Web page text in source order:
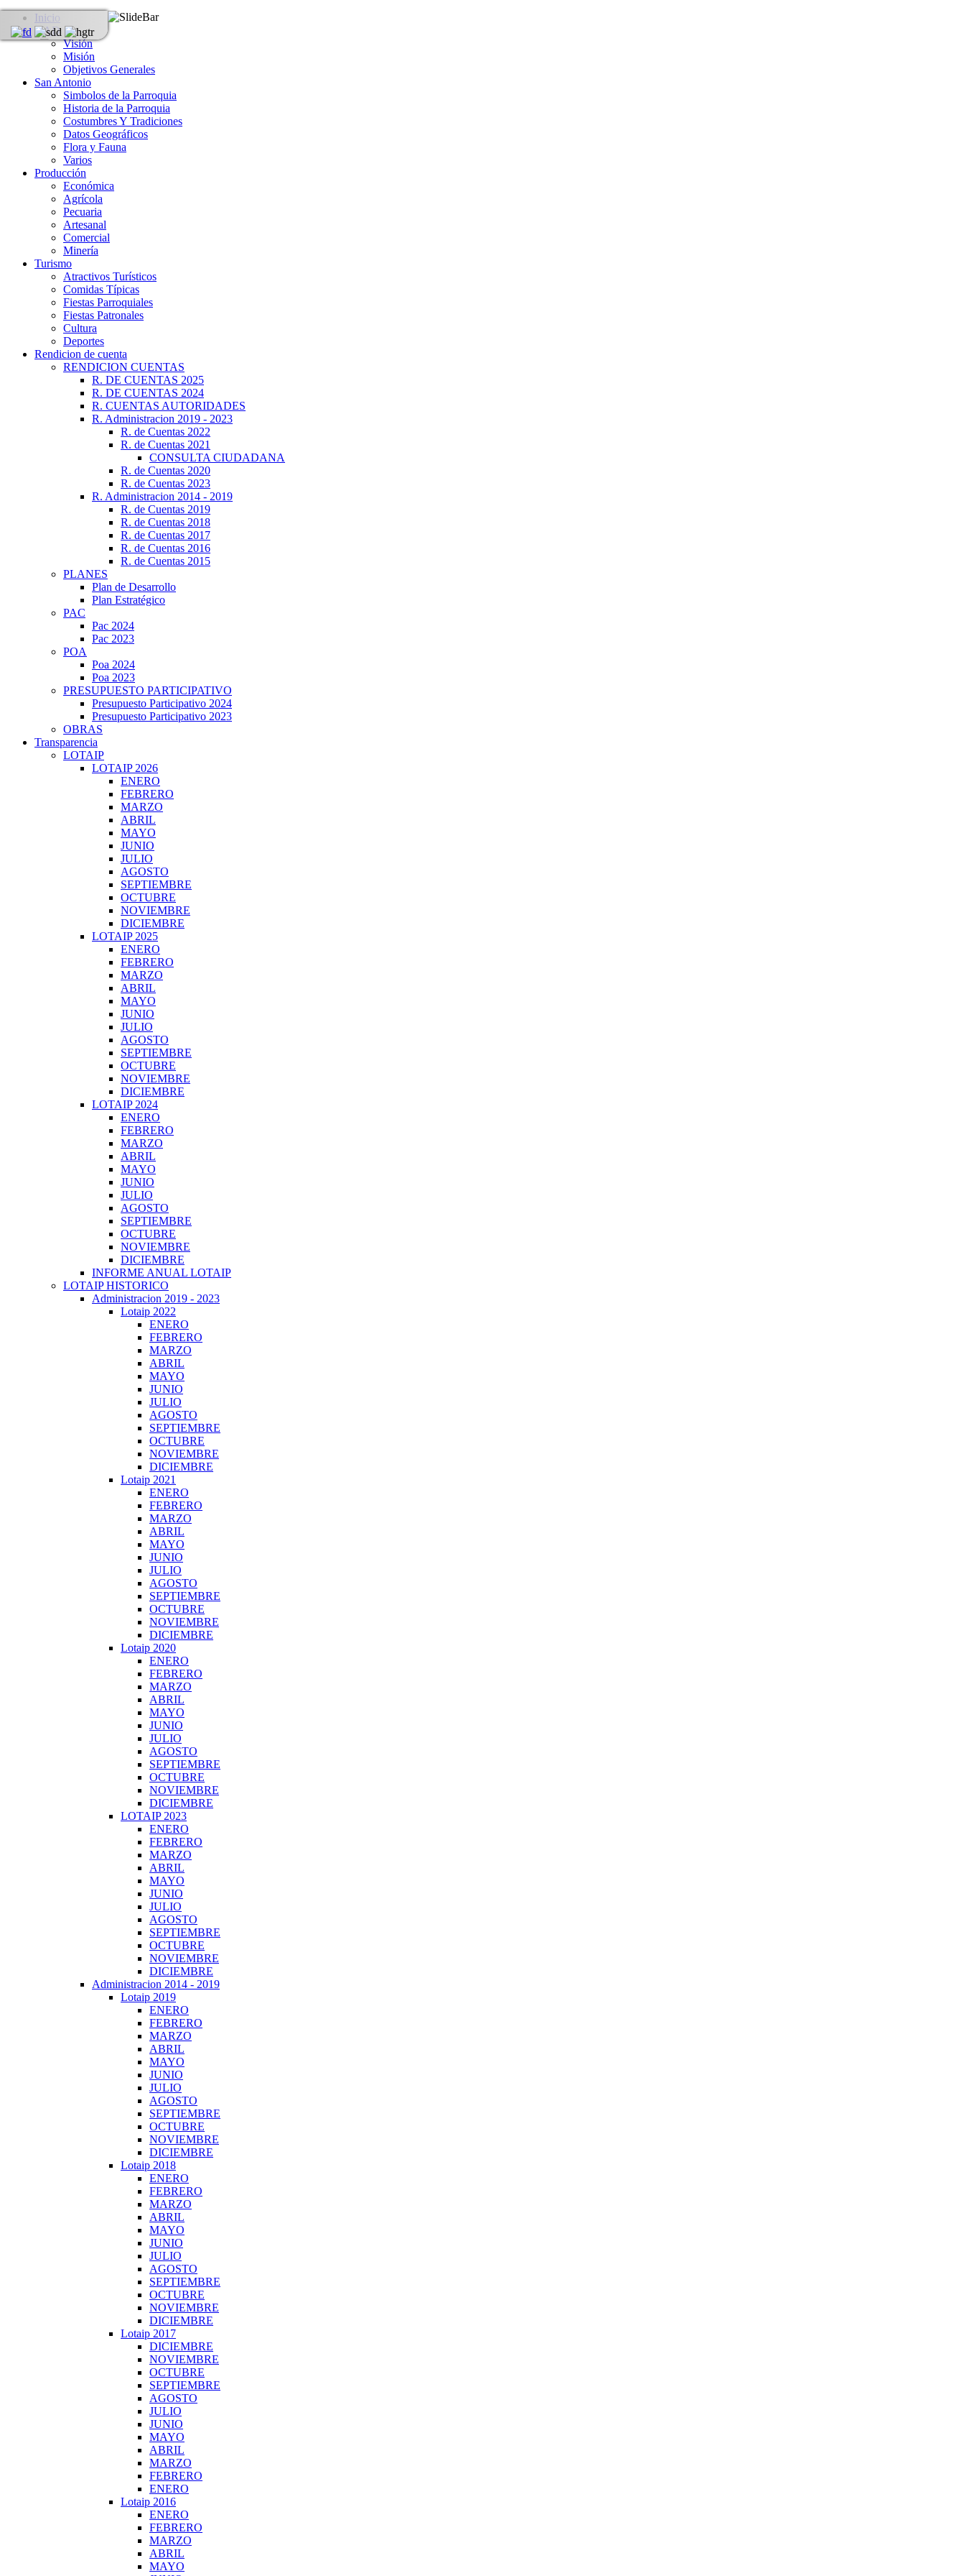
Inicio
GAD
Visión
Misión
Objetivos Generales
San Antonio
Simbolos de la Parroquia
Historia de la Parroquia
Costumbres Y Tradiciones
Datos Geográficos
Flora y Fauna
Varios
Producción
Económica
Agrícola
Pecuaria
Artesanal
Comercial
Minería
Turismo
Atractivos Turísticos
Comidas Típicas
Fiestas Parroquiales
Fiestas Patronales
Cultura
Deportes
Rendicion de cuenta
RENDICION CUENTAS
R. DE CUENTAS 2025
R. DE CUENTAS 2024
R. CUENTAS AUTORIDADES
R. Administracion 2019 - 2023
R. de Cuentas 2022
R. de Cuentas 2021
CONSULTA CIUDADANA
R. de Cuentas 2020
R. de Cuentas 2023
R. Administracion 2014 - 2019
R. de Cuentas 2019
R. de Cuentas 2018
R. de Cuentas 2017
R. de Cuentas 2016
R. de Cuentas 2015
PLANES
Plan de Desarrollo
Plan Estratégico
PAC
Pac 2024
Pac 2023
POA
Poa 2024
Poa 2023
PRESUPUESTO PARTICIPATIVO
Presupuesto Participativo 2024
Presupuesto Participativo 2023
OBRAS
Transparencia
LOTAIP
LOTAIP 2026
ENERO
FEBRERO
MARZO
ABRIL
MAYO
JUNIO
JULIO
AGOSTO
SEPTIEMBRE
OCTUBRE
NOVIEMBRE
DICIEMBRE
LOTAIP 2025
ENERO
FEBRERO
MARZO
ABRIL
MAYO
JUNIO
JULIO
AGOSTO
SEPTIEMBRE
OCTUBRE
NOVIEMBRE
DICIEMBRE
LOTAIP 2024
ENERO
FEBRERO
MARZO
ABRIL
MAYO
JUNIO
JULIO
AGOSTO
SEPTIEMBRE
OCTUBRE
NOVIEMBRE
DICIEMBRE
INFORME ANUAL LOTAIP
LOTAIP HISTORICO
Administracion 2019 - 2023
Lotaip 2022
ENERO
FEBRERO
MARZO
ABRIL
MAYO
JUNIO
JULIO
AGOSTO
SEPTIEMBRE
OCTUBRE
NOVIEMBRE
DICIEMBRE
Lotaip 2021
ENERO
FEBRERO
MARZO
ABRIL
MAYO
JUNIO
JULIO
AGOSTO
SEPTIEMBRE
OCTUBRE
NOVIEMBRE
DICIEMBRE
Lotaip 2020
ENERO
FEBRERO
MARZO
ABRIL
MAYO
JUNIO
JULIO
AGOSTO
SEPTIEMBRE
OCTUBRE
NOVIEMBRE
DICIEMBRE
LOTAIP 2023
ENERO
FEBRERO
MARZO
ABRIL
MAYO
JUNIO
JULIO
AGOSTO
SEPTIEMBRE
OCTUBRE
NOVIEMBRE
DICIEMBRE
Administracion 2014 - 2019
Lotaip 2019
ENERO
FEBRERO
MARZO
ABRIL
MAYO
JUNIO
JULIO
AGOSTO
SEPTIEMBRE
OCTUBRE
NOVIEMBRE
DICIEMBRE
Lotaip 2018
ENERO
FEBRERO
MARZO
ABRIL
MAYO
JUNIO
JULIO
AGOSTO
SEPTIEMBRE
OCTUBRE
NOVIEMBRE
DICIEMBRE
Lotaip 2017
DICIEMBRE
NOVIEMBRE
OCTUBRE
SEPTIEMBRE
AGOSTO
JULIO
JUNIO
MAYO
ABRIL
MARZO
FEBRERO
ENERO
Lotaip 2016
ENERO
FEBRERO
MARZO
ABRIL
MAYO